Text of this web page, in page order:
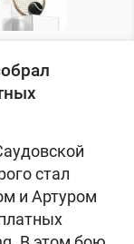
стал
и Артуром